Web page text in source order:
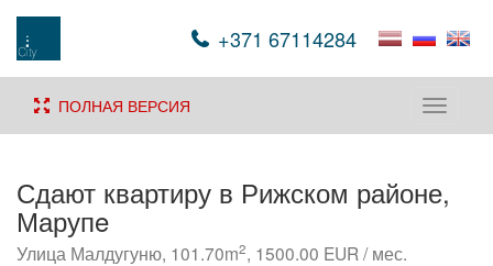
+371 67114284
Toggle
ПОЛНАЯ ВЕРСИЯ
Сдают квартиру в Рижском районе,
Марупe
Улица Малдугуню, 101.70m2, 1500.00 EUR / мес.